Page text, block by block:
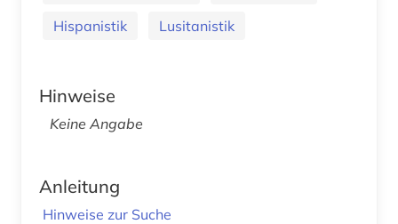
Hispanistik
Lusitanistik
Hinweise
Keine Angabe
Anleitung
Hinweise zur Suche